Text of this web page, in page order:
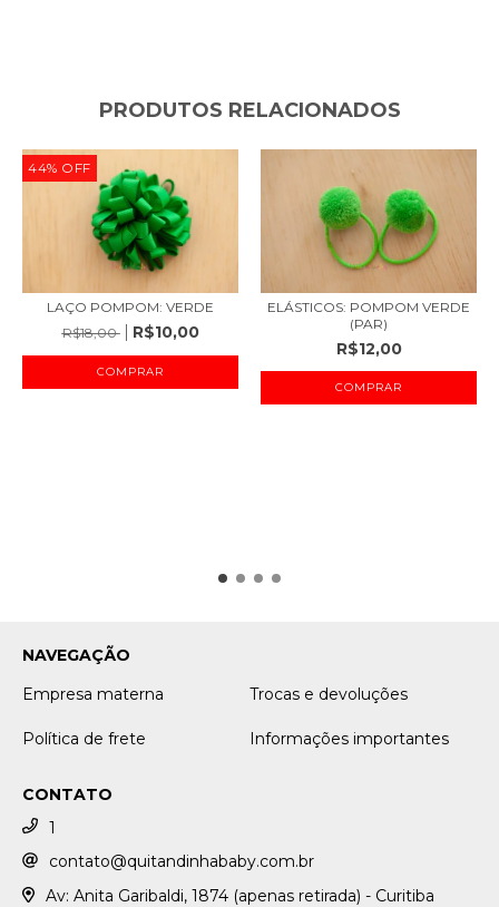
PRODUTOS RELACIONADOS
44% OFF
LAÇO POMPOM: VERDE
R$18,00
R$10,00
ELÁSTICOS: POMPOM VERDE
(PAR)
R$12,00
NAVEGAÇÃO
Empresa materna
Trocas e devoluções
Política de frete Informações importantes
CONTATO
1
contato@quitandinhababy.com.br
Av: Anita Garibaldi, 1874 (apenas retirada) - Curitiba